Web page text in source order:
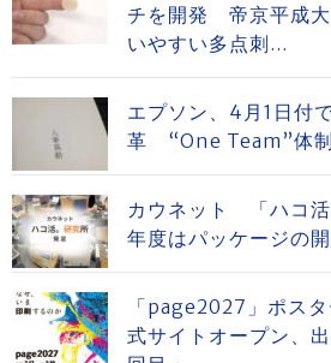
チを開発 帝京平成大
いやすい多点刺...
エプソン、4月1日付
革 “One Team”体
カウネット 「ハコ
年度はパッケージの
「page2027」ポス
式サイトオープン、